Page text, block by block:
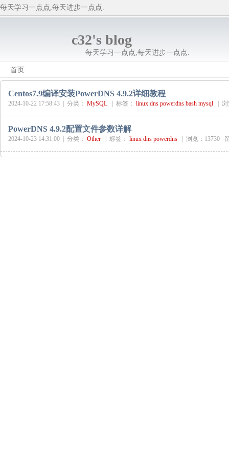
每天学习一点点,每天进步一点点.
c32's blog
每天学习一点点,每天进步一点点.
首页
Centos7.9编译安装PowerDNS 4.9.2详细教程
2024-10-22 17:58:43 | 分类： MySQL 标签： linux dns powerdns bash mysql
PowerDNS 4.9.2配置文件参数详解
2024-10-23 14:31:00 | 分类： Other 标签： linux dns powerdns 浏览：13730